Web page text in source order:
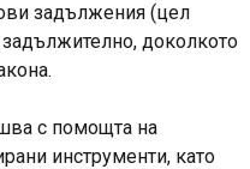
задължения (цел
доколкото
с помощта на
инструменти, като